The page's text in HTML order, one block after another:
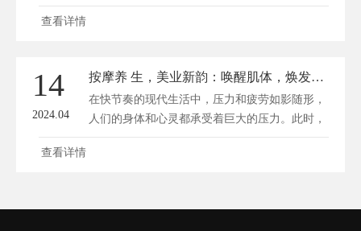
捷...
查看详情
14
2024.04
按摩养 生，美业新韵：唤醒肌体，焕发天然光彩！
在快节奏的现代生活中，压力和疲劳如影随形，
人们的身体和心灵都承受着巨大的压力。此时，
按...
查看详情